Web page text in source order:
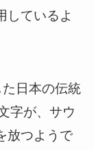
しているよ
日本の伝統
字が、サウ
放つようで